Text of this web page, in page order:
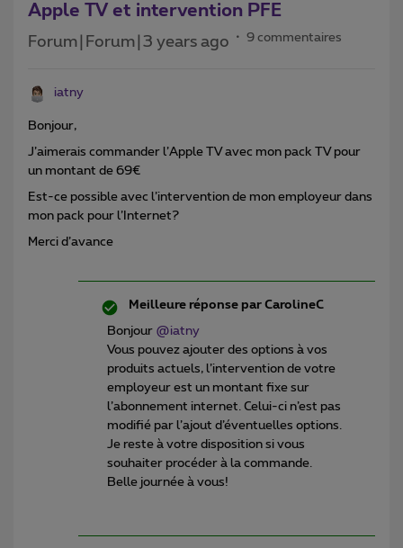
Apple TV et intervention PFE
Forum|Forum|3 years ago 9 commentaires
iatny
Bonjour,
J’aimerais commander l’Apple TV avec mon pack TV pour
un montant de 69€
Est-ce possible avec l’intervention de mon employeur dans
mon pack pour l’Internet?
Merci d’avance
Meilleure réponse par CarolineC
Bonjour @iatny
Vous pouvez ajouter des options à vos
produits actuels, l’intervention de votre
employeur est un montant fixe sur
l’abonnement internet. Celui-ci n’est pas
modifié par l’ajout d’éventuelles options.
Je reste à votre disposition si vous
souhaiter procéder à la commande.
Belle journée à vous!